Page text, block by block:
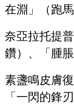
在淵」（跑
奈亞拉托提
鑽）、「腫
素盞鳴皮膚
「一閃的鋒